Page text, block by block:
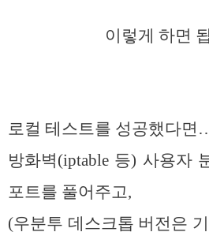
이렇게 하면
로컬 테스트를 성공했다면
방화벽(iptable 등) 사용자
포트를 풀어주고,
(우분투 데스크톱 버전은